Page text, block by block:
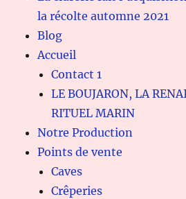
la récolte automne 2021
Blog
Accueil
Contact 1
LE BOUJARON, LA
RITUEL MARIN
Notre Production
Points de vente
Caves
Crêperies